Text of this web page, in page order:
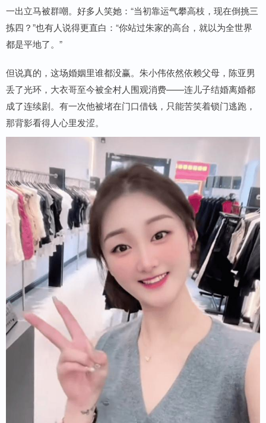
一出立马被群嘲。好多人笑她：“当初靠运气攀高枝，现在倒挑三
拣四？”也有人说得更直白：“你站过朱家的高台，就以为全世界
都是平地了。”
但说真的，这场婚姻里谁都没赢。朱小伟依然依赖父母，陈亚男
丢了光环，大衣哥至今被全村人围观消费——连儿子结婚离婚都
成了连续剧。有一次他被堵在门口借钱，只能苦笑着锁门逃跑，
那背影看得人心里发涩。